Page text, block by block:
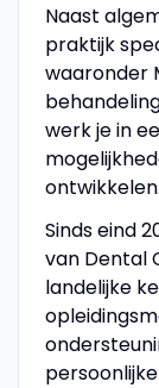
Naast
praktijk
waaronder
werk je in
ontwikkelen.
Sinds eind
van Dental
landelijke